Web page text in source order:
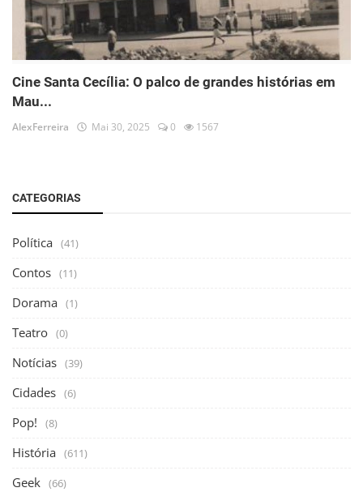
Cine Santa Cecília: O palco de grandes histórias em
Mau...
AlexFerreira Mai 30, 2025 0 1567
CATEGORIAS
Política (41)
Contos (11)
Dorama (1)
Teatro (0)
Notícias (39)
Cidades (6)
Pop! (8)
História (611)
Geek (66)